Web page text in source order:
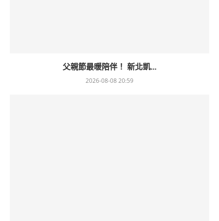
父親節最暖陪伴！ 新北凱...
2026-08-08 20:59